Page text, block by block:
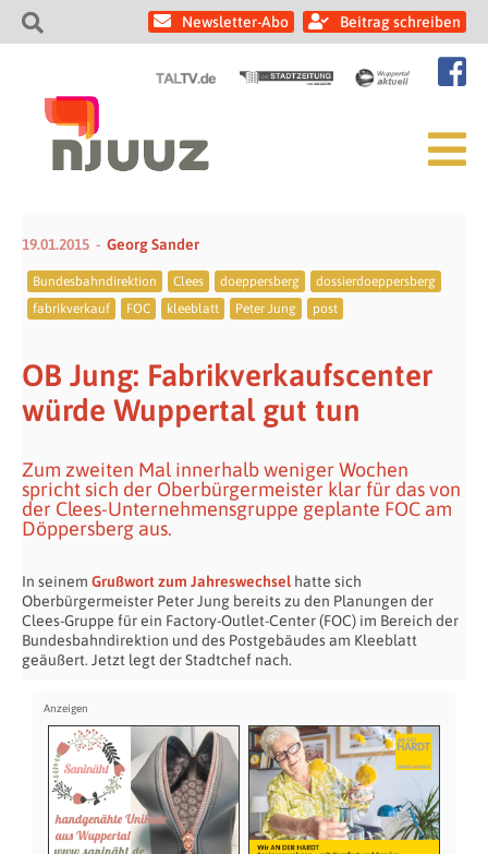
Newsletter-Abo Beitrag schreiben
19.01.2015 Georg Sander
Bundesbahndirektion Clees doeppersberg
dossierdoeppersberg
fabrikverkauf
FOC kleeblatt Peter Jung post
OB Jung: Fabrikverkaufscenter
würde Wuppertal gut tun
Zum zweiten Mal innerhalb weniger Wochen
spricht sich der Oberbürgermeister klar für das von
der Clees-Unternehmensgruppe geplante FOC am
Döppersberg aus.
In seinem Grußwort zum Jahreswechsel hatte sich
Oberbürgermeister Peter Jung bereits zu den Planungen der
Clees-Gruppe für ein Factory-Outlet-Center (FOC) im Bereich der
Bundesbahndirektion und des Postgebäudes am Kleeblatt
geäußert. Jetzt legt der Stadtchef nach.